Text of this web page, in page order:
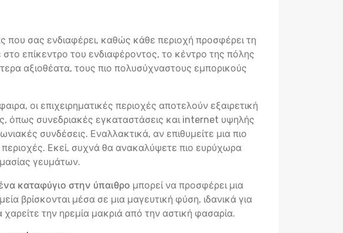
που σας ενδιαφέρει, καθώς κάθε περιοχή προσφέρει τη
επίκεντρο του ενδιαφέροντος, το κέντρο της πόλης
αξιοθέατα, τους πιο πολυσύχναστους εμπορικούς
οι επιχειρηματικές περιοχές αποτελούν εξαιρετική
όπως συνεδριακές εγκαταστάσεις και internet υψηλής
συνδέσεις. Εναλλακτικά, αν επιθυμείτε μια πιο
περιοχές. Εκεί, συχνά θα ανακαλύψετε πιο ευρύχωρα
γευμάτων.
καταφύγιο στην ύπαιθρο μπορεί να προσφέρει μια
βρίσκονται μέσα σε μια μαγευτική φύση, ιδανικά για
την ηρεμία μακριά από την αστική φασαρία.